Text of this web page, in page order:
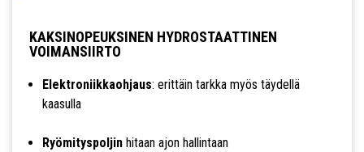
KAKSINOPEUKSINEN HYDROSTAATTINEN
VOIMANSIIRTO
Elektroniikkaohjaus: erittäin tarkka myös täydellä
kaasulla
Ryömityspoljinhitaan ajon hallintaan